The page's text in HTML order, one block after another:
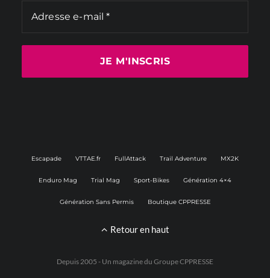
Escapade VTTAE.fr FullAttack Trail Adventure MX2K
Enduro Mag Trial Mag Sport-Bikes Génération 4×4
Génération Sans Permis Boutique CPPRESSE
Retour en haut
Depuis 2005 - Un magazine du Groupe CPPRESSE